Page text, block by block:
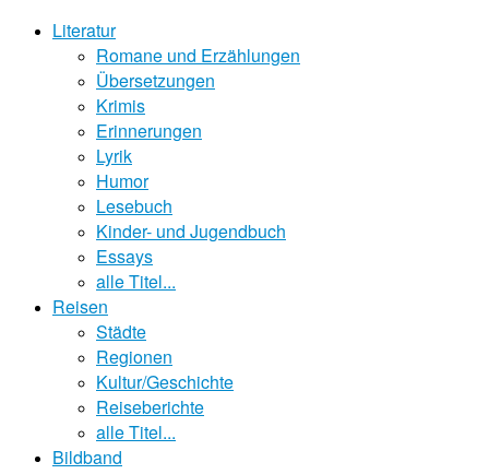
Literatur
Romane und Erzählungen
Übersetzungen
Krimis
Erinnerungen
Lyrik
Humor
Lesebuch
Kinder- und Jugendbuch
Essays
alle Titel...
Reisen
Städte
Regionen
Kultur/Geschichte
Reiseberichte
alle Titel...
Bildband